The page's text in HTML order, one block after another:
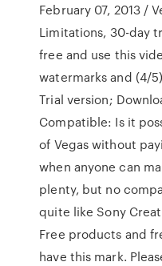
February 07, 2013 /
Limitations, 30-day
free and use this
watermarks and (4/
Trial version;
Compatible: Is it
of Vegas without
when anyone can
plenty, but no
quite like Sony
Free products and
have this mark.